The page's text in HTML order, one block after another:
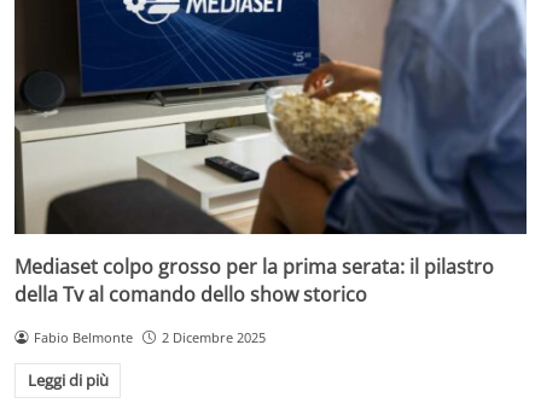
Mediaset colpo grosso per la prima serata: il pilastro
della Tv al comando dello show storico
Fabio Belmonte 2 Dicembre 2025
Leggi di più